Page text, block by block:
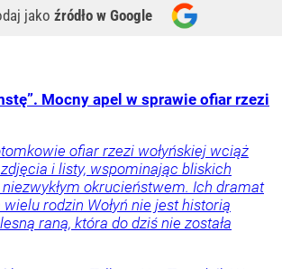
jako źródło w Google
Mocny apel w sprawie ofiar rzezi
ofiar rzezi wołyńskiej wciąż
i listy, wspominając bliskich
okrucieństwem. Ich dramat
rodzin Wołyń nie jest historią
raną, która do dziś nie została